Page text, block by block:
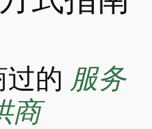
的 服务
商